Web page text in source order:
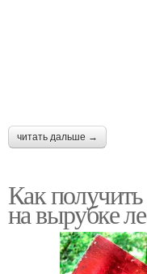
читать дальше →
Как
на вырубке